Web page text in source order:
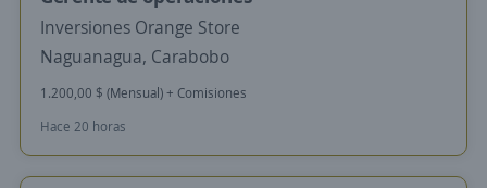
Inversiones Orange Store
Naguanagua, Carabobo
1.200,00 $ (Mensual) + Comisiones
Hace 20 horas